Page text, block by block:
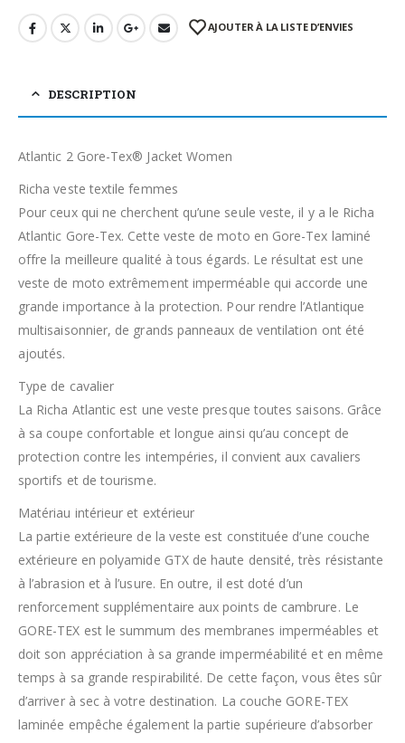
AJOUTER À LA LISTE D’ENVIES
DESCRIPTION
Atlantic 2 Gore-Tex® Jacket Women
Richa veste textile femmes
Pour ceux qui ne cherchent qu’une seule veste, il y a le Richa
Atlantic Gore-Tex. Cette veste de moto en Gore-Tex laminé
offre la meilleure qualité à tous égards. Le résultat est une
veste de moto extrêmement imperméable qui accorde une
grande importance à la protection. Pour rendre l’Atlantique
multisaisonnier, de grands panneaux de ventilation ont été
ajoutés.
Type de cavalier
La Richa Atlantic est une veste presque toutes saisons. Grâce
à sa coupe confortable et longue ainsi qu’au concept de
protection contre les intempéries, il convient aux cavaliers
sportifs et de tourisme.
Matériau intérieur et extérieur
La partie extérieure de la veste est constituée d’une couche
extérieure en polyamide GTX de haute densité, très résistante
à l’abrasion et à l’usure. En outre, il est doté d’un
renforcement supplémentaire aux points de cambrure. Le
GORE-TEX est le summum des membranes imperméables et
doit son appréciation à sa grande imperméabilité et en même
temps à sa grande respirabilité. De cette façon, vous êtes sûr
d’arriver à sec à votre destination. La couche GORE-TEX
laminée empêche également la partie supérieure d’absorber